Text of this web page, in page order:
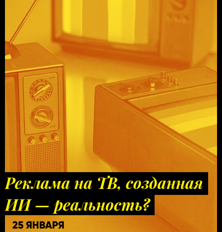
Реклама на ТВ, созданная
ИИ — реальность?
25 ЯНВАРЯ